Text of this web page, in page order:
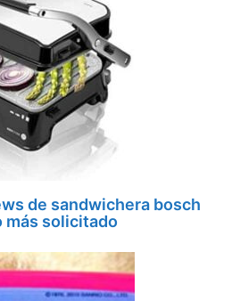
de sandwichera bosch
más solicitado